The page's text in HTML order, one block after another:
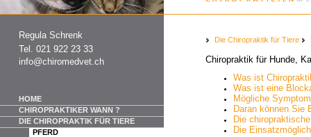
Regula Schrenk
Tel. 021 922 23 33
info@chiromedvet.ch
HOME
CHIROPRAKTIKER WANN ?
DIE CHIROPRAKTIK FÜR TIERE
PFERD
Die Chiropraktik für Tiere
Chiropraktik für Hunde,
Was ist
Was ist eine
Mögliche
Daran können Sie
Die
Die